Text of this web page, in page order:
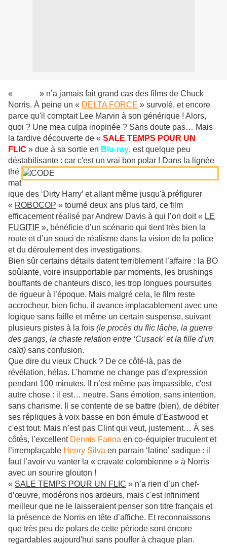
«
» n’a jamais fait grand cas des films de Chuck
Norris. À peine un « DELTA FORCE » survolé, et encore
parce qu'il comptait Lee Marvin à son générique ! Alors,
quoi ? Une mea culpa inopinée ? Sans doute pas… Mais
la tardive découverte de « SALE TEMPS POUR UN
FLIC » due à sa sortie en Blu-ray, est quelque peu
déstabilisante : car c'est un vrai bon polar ! Dans la lignée
thé
mat
ique des ‘Dirty Harry’ et allant même jusqu'à préfigurer
« ROBOCOP » tourné deux ans plus tard, ce film
efficacement réalisé par Andrew Davis à qui l’on doit « LE
FUGITIF », bénéficie d’un scénario qui tient très bien la
route et d’un souci de réalisme dans la vision de la police
et du déroulement des investigations.
Bien sûr certains détails datent terriblement l’affaire : la BO
soûlante, voire insupportable par moments, les brushings
bouffants de chanteurs disco, les trop longues poursuites
de rigueur à l’époque. Mais malgré cela, le film reste
accrocheur, bien fichu, il avance implacablement avec une
logique sans faille et même un certain suspense, suivant
plusieurs pistes à la fois (le procès du flic lâche, la guerre
des gangs, la chaste relation entre ‘Cusack’ et la fille d’un
caïd) sans confusion.
Que dire du vieux Chuck ? De ce côté-là, pas de
révélation, hélas. L'homme ne change pas d’expression
pendant 100 minutes. Il n’est même pas impassible, c'est
autre chose : il est… neutre. Sans émotion, sans intention,
sans charisme. Il se contente de se battre (bien), de débiter
ses répliques à voix basse en bon émule d’Eastwood et
c'est tout. Mais n’est pas Clint qui veut, justement… À ses
côtés, l’excellent Dennis Farina en co-équipier truculent et
l’irremplaçable Henry Silva en parrain ‘latino’ sadique : il
faut l’avoir vu vanter la « cravate colombienne » à Norris
avec un sourire glouton !
« SALE TEMPS POUR UN FLIC » n’a rien d’un chef-
d’œuvre, modérons nos ardeurs, mais c'est infiniment
meilleur que ne le laisseraient penser son titre français et
la présence de Norris en tête d’affiche. Et reconnaissons
que très peu de polars de cette période sont encore
regardables aujourd'hui sans pouffer à chaque plan.